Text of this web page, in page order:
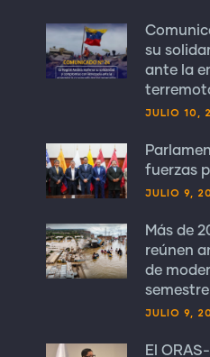
su
ante la
JULIO 10,
fuerzas
JULIO 9,
Más de
reúnen
de
JULIO 9,
El